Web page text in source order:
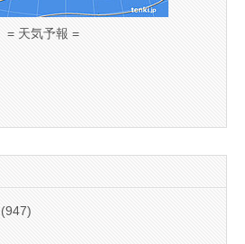
= 天気予報 =
(947)